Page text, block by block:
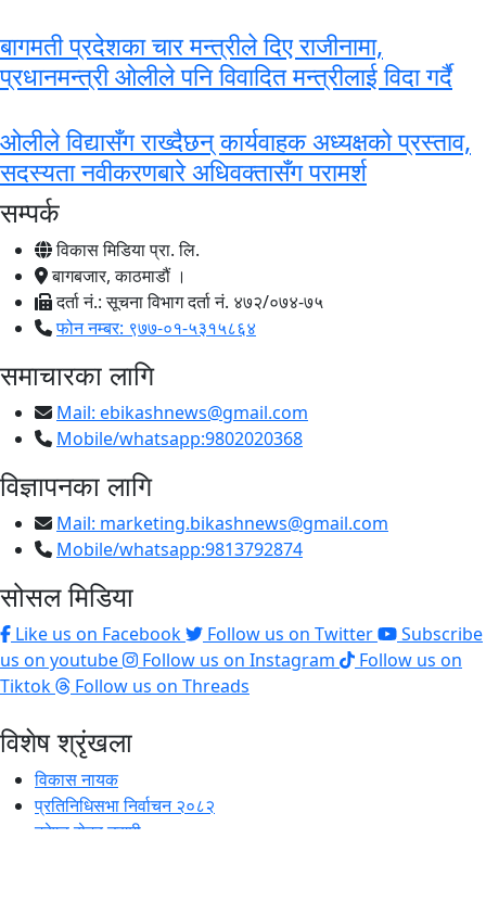
बागमती प्रदेशका चार मन्त्रीले दिए राजीनामा,
प्रधानमन्त्री ओलीले पनि विवादित मन्त्रीलाई विदा गर्दै
ओलीले विद्यासँग राख्दैछन् कार्यवाहक अध्यक्षको प्रस्ताव,
सदस्यता नवीकरणबारे अधिवक्तासँग परामर्श
सम्पर्क
विकास मिडिया प्रा. लि.
बागबजार, काठमाडौं ।
दर्ता नं.: सूचना विभाग दर्ता नं. ४७२/०७४-७५
फोन नम्बर: ९७७-०१-५३१५८६४
समाचारका लागि
Mail: ebikashnews@gmail.com
Mobile/whatsapp:9802020368
विज्ञापनका लागि
Mail: marketing.bikashnews@gmail.com
Mobile/whatsapp:9813792874
सोसल मिडिया
Like us on Facebook Follow us on Twitter
Subscribe
us on youtube
Follow us on Instagram
Follow us on
Tiktok
Follow us on Threads
विशेष श्रृंखला
विकास नायक
प्रतिनिधिसभा निर्वाचन २०८२
ट्रेण्ड सेटर उद्यमी